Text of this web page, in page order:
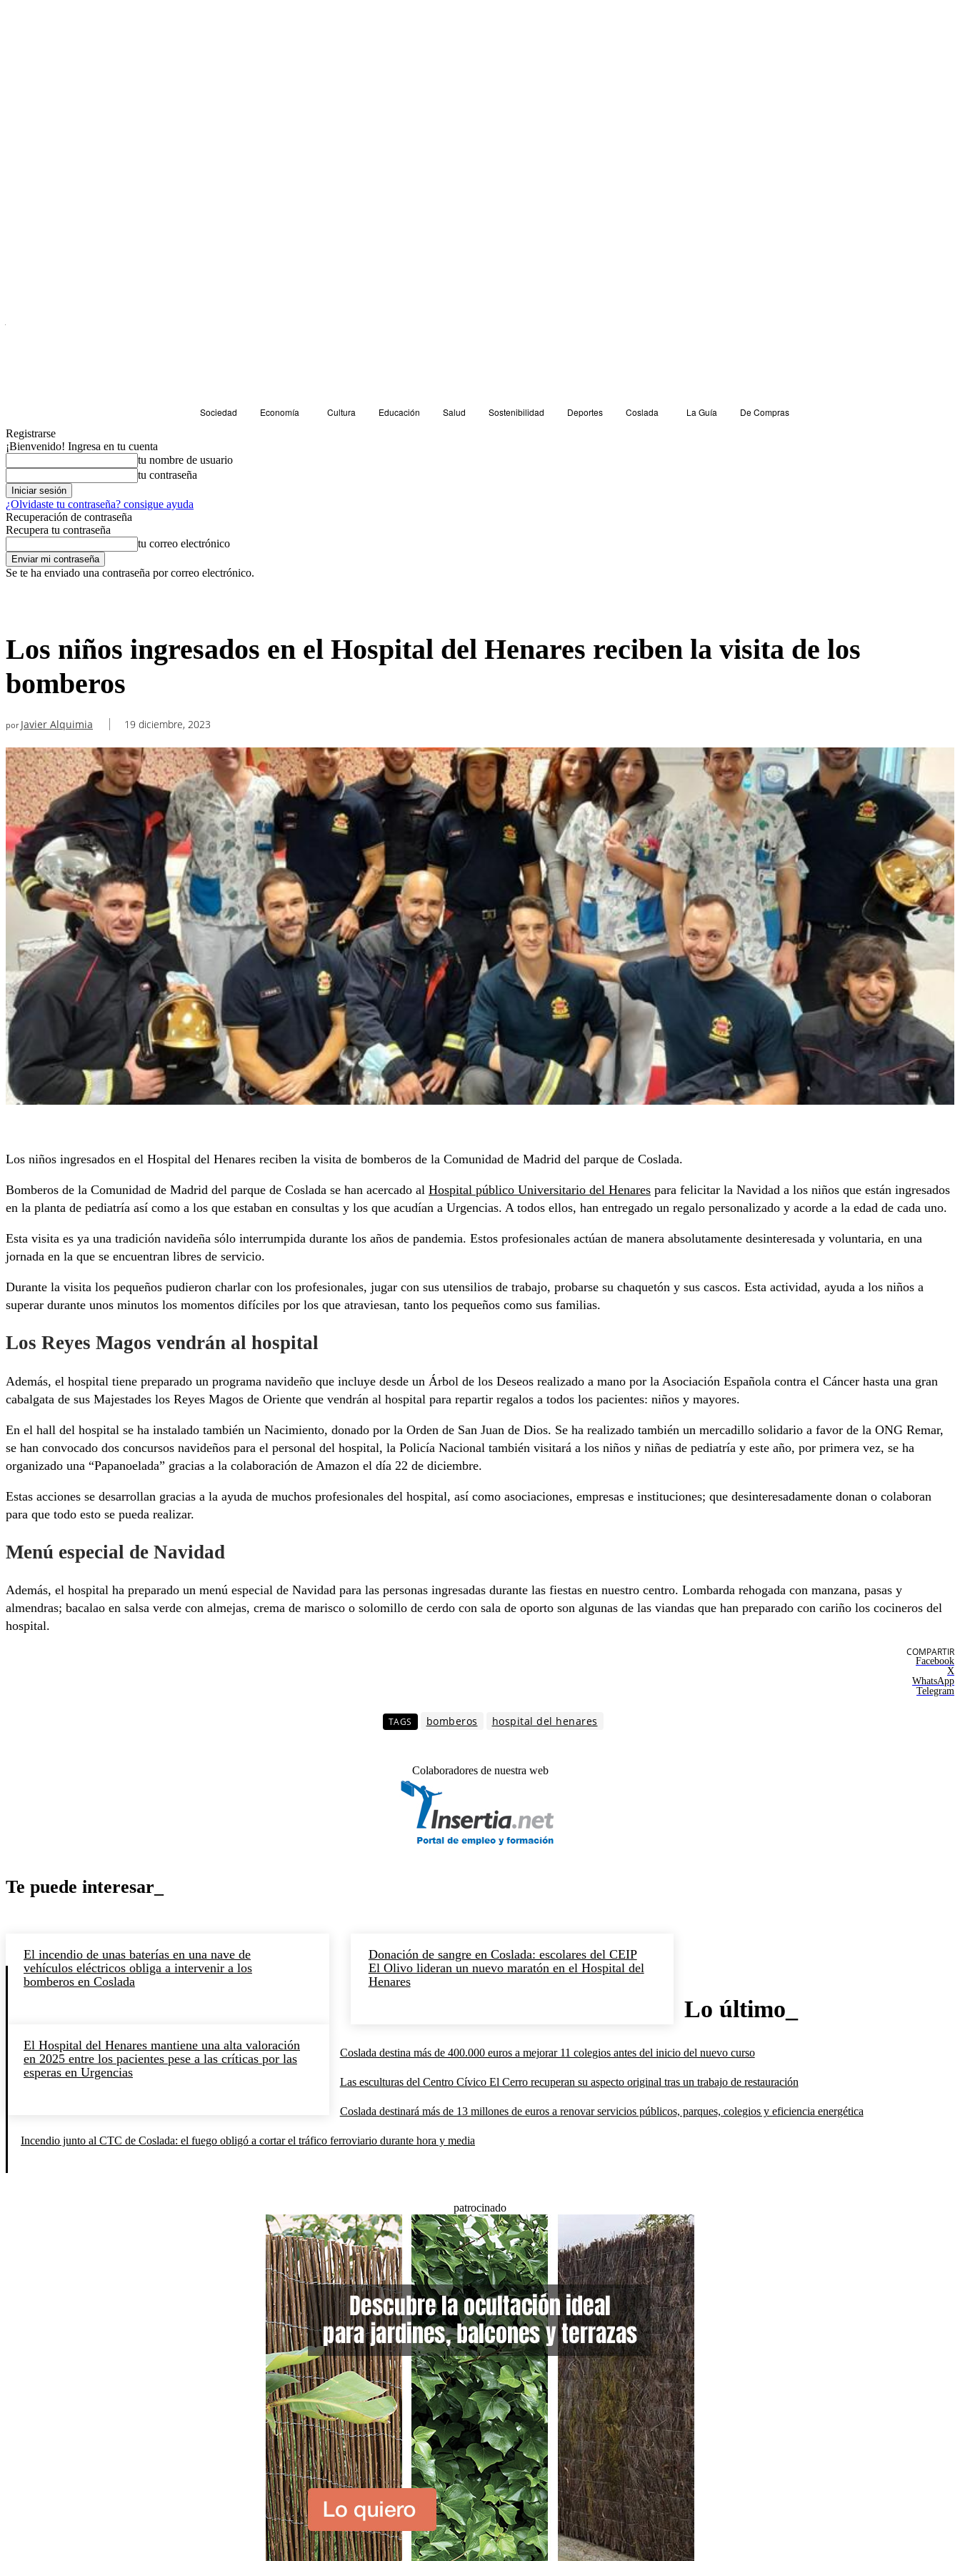
Sociedad Economía Cultura Educación Salud Sostenibilidad Deportes Coslada La Guía
De Compras
Registrarse
¡Bienvenido! Ingresa en tu cuenta
tu nombre de usuario
tu contraseña
¿Olvidaste tu contraseña? consigue ayuda
Recuperación de contraseña
Recupera tu contraseña
tu correo electrónico
Se te ha enviado una contraseña por correo electrónico.
Los niños ingresados en el Hospital del Henares reciben la visita de los
bomberos
por Javier Alquimia 19 diciembre, 2023
Los niños ingresados en el Hospital del Henares reciben la visita de bomberos de la Comunidad de Madrid del parque de Coslada.
Bomberos de la Comunidad de Madrid del parque de Coslada se han acercado al Hospital público Universitario del Henares para felicitar la Navidad a los niños que están ingresados
en la planta de pediatría así como a los que estaban en consultas y los que acudían a Urgencias. A todos ellos, han entregado un regalo personalizado y acorde a la edad de cada uno.
Esta visita es ya una tradición navideña sólo interrumpida durante los años de pandemia. Estos profesionales actúan de manera absolutamente desinteresada y voluntaria, en una
jornada en la que se encuentran libres de servicio.
Durante la visita los pequeños pudieron charlar con los profesionales, jugar con sus utensilios de trabajo, probarse su chaquetón y sus cascos. Esta actividad, ayuda a los niños a
superar durante unos minutos los momentos difíciles por los que atraviesan, tanto los pequeños como sus familias.
Los Reyes Magos vendrán al hospital
Además, el hospital tiene preparado un programa navideño que incluye desde un Árbol de los Deseos realizado a mano por la Asociación Española contra el Cáncer hasta una gran
cabalgata de sus Majestades los Reyes Magos de Oriente que vendrán al hospital para repartir regalos a todos los pacientes: niños y mayores.
En el hall del hospital se ha instalado también un Nacimiento, donado por la Orden de San Juan de Dios. Se ha realizado también un mercadillo solidario a favor de la ONG Remar,
se han convocado dos concursos navideños para el personal del hospital, la Policía Nacional también visitará a los niños y niñas de pediatría y este año, por primera vez, se ha
organizado una “Papanoelada” gracias a la colaboración de Amazon el día 22 de diciembre.
Estas acciones se desarrollan gracias a la ayuda de muchos profesionales del hospital, así como asociaciones, empresas e instituciones; que desinteresadamente donan o colaboran
para que todo esto se pueda realizar.
Menú especial de Navidad
Además, el hospital ha preparado un menú especial de Navidad para las personas ingresadas durante las fiestas en nuestro centro. Lombarda rehogada con manzana, pasas y
almendras; bacalao en salsa verde con almejas, crema de marisco o solomillo de cerdo con sala de oporto son algunas de las viandas que han preparado con cariño los cocineros del
hospital.
COMPARTIR
Facebook
X
WhatsApp
Telegram
TAGS bomberos hospital del henares
Colaboradores de nuestra web
Te puede interesar_
El incendio de unas baterías en una nave de
vehículos eléctricos obliga a intervenir a los
bomberos en Coslada
Donación de sangre en Coslada: escolares del CEIP
El Olivo lideran un nuevo maratón en el Hospital del
Henares
El Hospital del Henares mantiene una alta valoración
en 2025 entre los pacientes pese a las críticas por las
esperas en Urgencias
Lo último_
Coslada destina más de 400.000 euros a mejorar 11 colegios antes del inicio del nuevo curso
Las esculturas del Centro Cívico El Cerro recuperan su aspecto original tras un trabajo de restauración
Coslada destinará más de 13 millones de euros a renovar servicios públicos, parques, colegios y eficiencia energética
Incendio junto al CTC de Coslada: el fuego obligó a cortar el tráfico ferroviario durante hora y media
patrocinado